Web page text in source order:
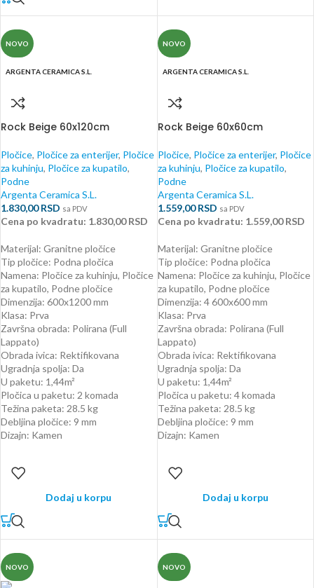
NOVO
ARGENTA CERAMICA S.L.
Rock Beige 60x120cm
Pločice, Pločice za enterijer, Pločice
za kuhinju, Pločice za kupatilo,
Podne
Argenta Ceramica S.L.
1.830,00RSD sa PDV
Cena po kvadratu: 1.830,00 RSD
Materijal: Granitne pločice
Tip pločice: Podna pločica
Namena: Pločice za kuhinju, Pločice
za kupatilo, Podne pločice
Dimenzija: 600x1200 mm
Klasa: Prva
Završna obrada: Polirana (Full
Lappato)
Obrada ivica: Rektifikovana
Ugradnja spolja: Da
U paketu: 1,44m²
Pločica u paketu: 2 komada
Težina paketa: 28.5 kg
Debljina pločice: 9 mm
Dizajn: Kamen
Dodaj u korpu
NOVO
ARGENTA CERAMICA S.L.
Rock Beige 60x60cm
Pločice, Pločice za enterijer, Pločice
za kuhinju, Pločice za kupatilo,
Podne
Argenta Ceramica S.L.
1.559,00RSD sa PDV
Cena po kvadratu: 1.559,00 RSD
Materijal: Granitne pločice
Tip pločice: Podna pločica
Namena: Pločice za kuhinju, Pločice
za kupatilo, Podne pločice
Dimenzija: 4 600x600 mm
Klasa: Prva
Završna obrada: Polirana (Full
Lappato)
Obrada ivica: Rektifikovana
Ugradnja spolja: Da
U paketu: 1,44m²
Pločica u paketu: 4 komada
Težina paketa: 28.5 kg
Debljina pločice: 9 mm
Dizajn: Kamen
Dodaj u korpu
NOVO NOVO